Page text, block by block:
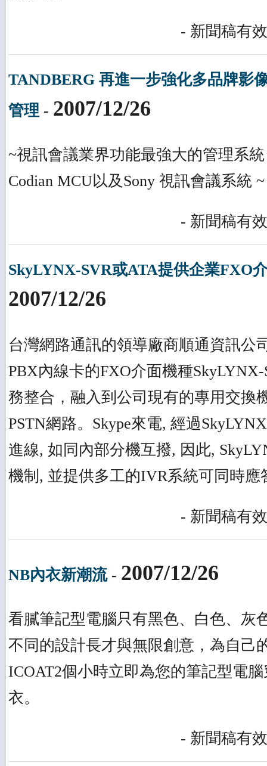
- 新聞稿有
TANDBERG 再進一步強化多品牌影
管理 - 2007/12/26
~視訊會議業界功能最強大的管理系
Codian MCU以及Sony 視訊會議系統 ~
- 新聞稿有
SkyLYNX-SVR或ATA提供企業FXO
2007/12/26
台灣網路通訊的領導廠商順通資訊公
PBX內線卡的FXO介面機種
務整合，融入到公司現有的專用交換
PSTN網路。Skype來電, 經過
進線, 如同內部分機互撥, 因此,
機制, 並提供多工的IVR系統可同時應
- 新聞稿有
NB內衣新潮流- 2007/12/26
看膩筆記型電腦只有黑色、白色、灰
不同的設計長才與無限創意，為自己
ICOAT2個小時立即為您的筆記型電
衣。
- 新聞稿有